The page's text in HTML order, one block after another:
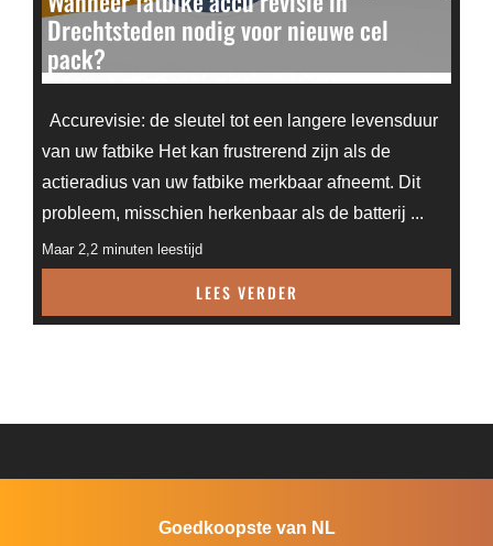
Drechtsteden nodig voor nieuwe cel
pack?
Accurevisie: de sleutel tot een langere levensduur
van uw fatbike Het kan frustrerend zijn als de
actieradius van uw fatbike merkbaar afneemt. Dit
probleem, misschien herkenbaar als de batterij ...
Maar 2,2 minuten leestijd
LEES VERDER
Goedkoopste van NL